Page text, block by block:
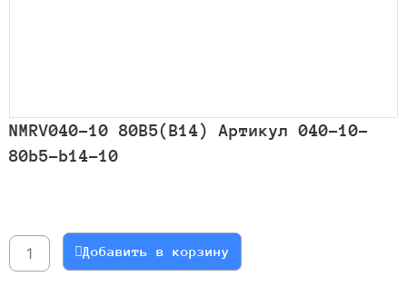
NMRV040-10 80B5(B14) Артикул 040-10-
80b5-b14-10
NMRV040-
10
Добавить в корзину